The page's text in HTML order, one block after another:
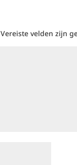
Vereiste velden zijn